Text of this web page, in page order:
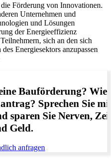
Förderung von Innovationen.
Unternehmen und
und Lösungen
der Energieeffizienz
sich an den sich
Energiesektors anzupassen
Bauförderung? Wie
Sprechen Sie
sparen Sie Nerven,
Geld.
anfragen